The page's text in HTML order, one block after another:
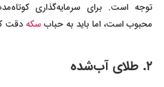
توجه است. برای سرمایه‌گذاری
محبوب است، اما باید به حبابسکهدقت